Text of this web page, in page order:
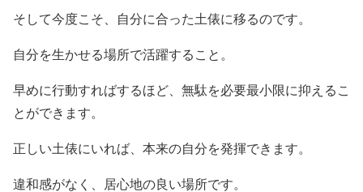
そして今度こそ、自分に合った土俵に移るのです。
自分を生かせる場所で活躍すること。
早めに行動すればするほど、無駄を必要最小限に抑えるこ
とができます。
正しい土俵にいれば、本来の自分を発揮できます。
違和感がなく、居心地の良い場所です。